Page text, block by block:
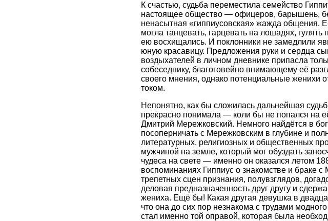
К счастью, судьба переместила семейство
настоящее общество — офицеров, барышень,
ненасытная «гиппиусовская» жажда общения.
могла танцевать, гарцевать на лошадях,
ею восхищались. И поклонники не замедлили
юную красавицу. Предложения руки и сердца
воздыхателей в личном дневнике припасла
собеседнику, благоговейно внимающему её
своего мнения, однако потенциальные женихи
током.
Непонятно, как бы сложилась дальнейшая
прекрасно понимала — коли бы не попался на
Дмитрий Мережковский. Немного найдётся в
посоперничать с Мережковским в глубине и
литературных, религиозных и общественных
мужчиной на земле, который мог обуздать
чудеса на свете — именно он оказался летом
воспоминаниях Гиппиус о знакомстве и браке
трепетных сцен признания, полувзглядов,
деловая предназначенность друг другу и
жениха. Ещё бы! Какая другая девушка в
что она до сих пор незнакома с трудами
стал именно той оправой, которая была